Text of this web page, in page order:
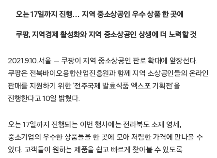
오는 17일까지 진행… 지역 중소상공인 우수 상품 한 곳에
쿠팡, 지역경제 활성화와 지역 중소상공인 상생에 더 노력할 것
2021.9.10.서울 — 쿠팡이 지역 중소상공인 판로 확대에 앞장선다.
쿠팡은 전북바이오융합산업진흥원과 함께 지역 소상공인들의 온라인
판매를 지원하기 위한 ‘전주국제 발효식품 엑스포 기획전’을
진행한다고 10일 밝혔다.
오는 17일까지 진행되는 이번 행사에는 전라북도 소재 영세,
중소기업의 우수한 상품들을 한 곳에 모아 저렴한 가격에 만나볼 수
있다. 고객들이 원하는 제품을 쉽고 빠르게 찾아볼 수 있도록